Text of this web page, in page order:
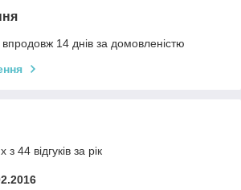
14 днів за домовленістю
44 відгуків за рік